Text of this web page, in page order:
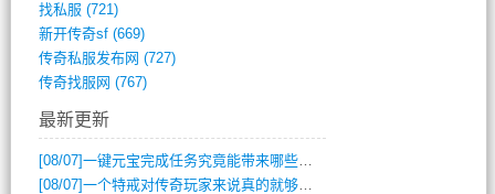
找私服 (721)
新开传奇sf(669)
传奇私服发布网 (727)
传奇找服网 (767)
最新更新
[08/07]一键元宝完成任务究竟能带来哪些超值优势？
[08/07]一个特戒对传奇玩家来说真的就够用了吗？